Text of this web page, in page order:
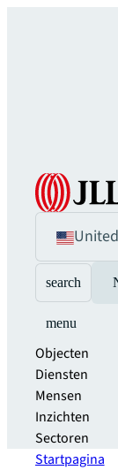
search
menu
Objecten
Diensten
Mensen
Inzichten
Sectoren
Startpagina